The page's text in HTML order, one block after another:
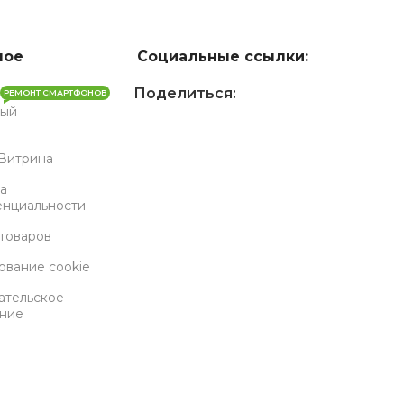
РЕМОНТ СМАРТФОНОВ
cookie
Социальные ссылки:
Поделиться: